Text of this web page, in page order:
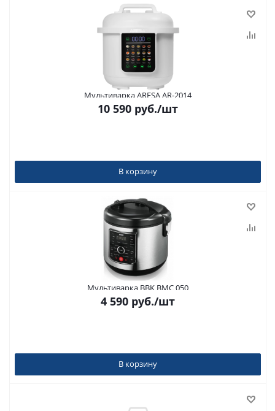
Мультиварка ARESA AR-2014
10 590 руб./шт
В корзину
Мультиварка BBK BMC 050
4 590 руб./шт
В корзину